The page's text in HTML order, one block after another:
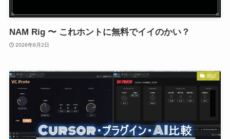
NAM Rig 〜 これホントに無料でイイのかい？
2026年8月2日
雑記